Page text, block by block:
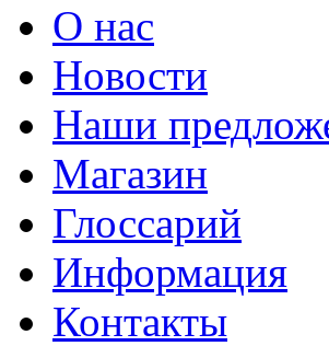
О нас
Новости
Наши
Магазин
Глоссарий
Информация
Контакты